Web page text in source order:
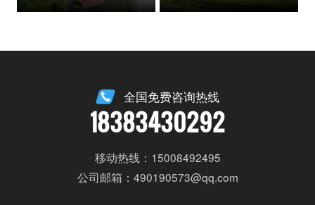
全国免费咨询热线
18383430292
移动热线：15008492495
公司邮箱：490190573@qq.com